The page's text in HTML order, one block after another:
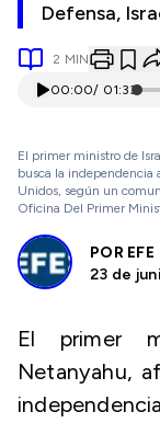
Defensa,
2 MIN
00:00/ 01:33
El primer ministro de
busca la independencia
Unidos, según un
Oficina Del Primer
POR EFE
23 de
El primer
Netanyahu,